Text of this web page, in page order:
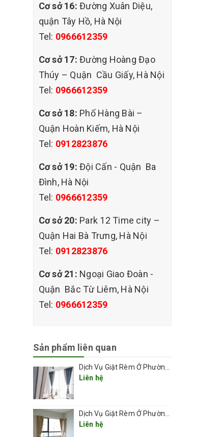
Cơ sở 16: Đường Xuân Diệu,
quận Tây Hồ, Hà Nội
Tel: 0966612359
Cơ sở 17: Đường Hoàng Đạo
Thúy – Quận Cầu Giấy, Hà Nội
Tel: 0966612359
Cơ sở 18: Phố Hàng Bài –
Quận Hoàn Kiếm, Hà Nội
Tel: 0912823876
Cơ sở 19: Đội Cấn - Quận Ba
Đình, Hà Nội
Tel: 0966612359
Cơ sở 20: Park 12 Time city –
Quận Hai Bà Trưng, Hà Nội
Tel: 0912823876
Cơ sở 21: Ngoại Giao Đoàn -
Quận Bắc Từ Liêm, Hà Nội
Tel: 0966612359
Sản phẩm liên quan
Liên hệ
Liên hệ